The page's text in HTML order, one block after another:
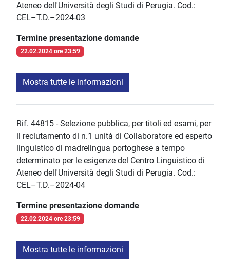
Ateneo dell'Università degli Studi di Perugia. Cod.:
CEL–T.D.–2024-03
Termine presentazione domande
22.02.2024 ore 23:59
Mostra tutte le informazioni
Rif. 44815 - Selezione pubblica, per titoli ed esami, per
il reclutamento di n.1 unità di Collaboratore ed esperto
linguistico di madrelingua portoghese a tempo
determinato per le esigenze del Centro Linguistico di
Ateneo dell'Università degli Studi di Perugia. Cod.:
CEL–T.D.–2024-04
Termine presentazione domande
22.02.2024 ore 23:59
Mostra tutte le informazioni